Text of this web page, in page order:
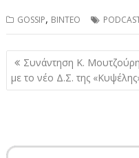
GOSSIP, ΒΙΝΤΕΟ
Πλοήγηση
άρθρων
Συνάντηση Κ. Μουτζούρη
με το νέο Δ.Σ. της